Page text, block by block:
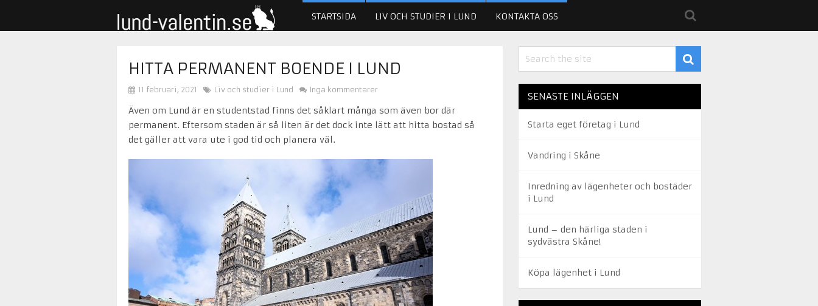
STARTSIDA LIV OCH STUDIER I LUND KONTAKTA OSS
HITTA PERMANENT BOENDE I LUND
11 februari, 2021 Liv och studier i Lund Inga kommentarer
Även om Lund är en studentstad finns det såklart många som även bor där
permanent. Eftersom staden är så liten är det dock inte lätt att hitta bostad så
det gäller att vara ute i god tid och planera väl.
SENASTE INLÄGGEN
Starta eget företag i Lund
Vandring i Skåne
Inredning av lägenheter och bostäder
i Lund
Lund – den härliga staden i
sydvästra Skåne!
Köpa lägenhet i Lund